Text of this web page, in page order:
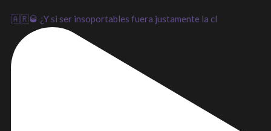
🇦🇷🥃 ¿Y si ser insoportables fuera justamente la cl